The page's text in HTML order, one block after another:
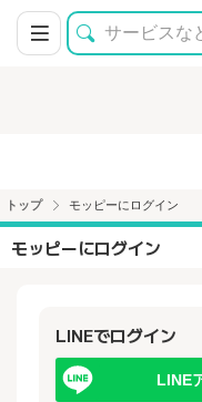
トップ モッピーにログイン
モッピーにログイン
LINEでログイン
LINE